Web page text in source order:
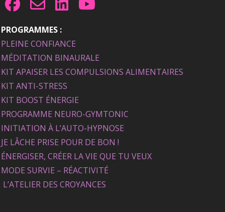
PROGRAMMES :
PLEINE CONFIANCE
MÉDITATION BINAURALE
KIT APAISER LES COMPULSIONS ALIMENTAIRES
KIT ANTI-STRESS
KIT BOOST ÉNERGIE
PROGRAMME NEURO-GYMTONIC
INITIATION À L’AUTO-HYPNOSE
JE LÂCHE PRISE POUR DE BON !
ÉNERGISER, CRÉER LA VIE QUE TU VEUX
MODE SURVIE – RÉACTIVITÉ
L’ATELIER DES CROYANCES